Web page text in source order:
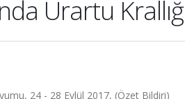
Urartu
24 - 28 Eylül 2017, (Özet Bildiri)